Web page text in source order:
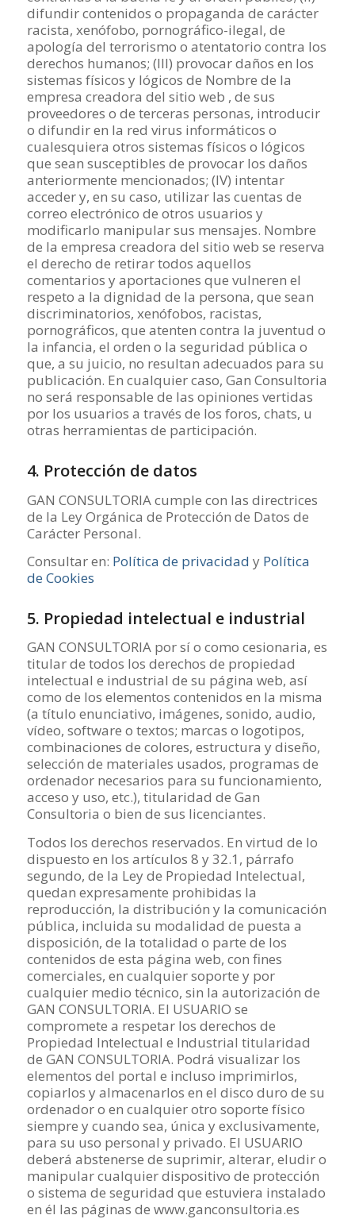
difundir contenidos o propaganda de carácter
racista, xenófobo, pornográfico-ilegal, de
apología del terrorismo o atentatorio contra los
derechos humanos; (III) provocar daños en los
sistemas físicos y lógicos de Nombre de la
empresa creadora del sitio web , de sus
proveedores o de terceras personas, introducir
o difundir en la red virus informáticos o
cualesquiera otros sistemas físicos o lógicos
que sean susceptibles de provocar los daños
anteriormente mencionados; (IV) intentar
acceder y, en su caso, utilizar las cuentas de
correo electrónico de otros usuarios y
modificarlo manipular sus mensajes. Nombre
de la empresa creadora del sitio web se reserva
el derecho de retirar todos aquellos
comentarios y aportaciones que vulneren el
respeto a la dignidad de la persona, que sean
discriminatorios, xenófobos, racistas,
pornográficos, que atenten contra la juventud o
la infancia, el orden o la seguridad pública o
que, a su juicio, no resultan adecuados para su
publicación. En cualquier caso, Gan Consultoria
no será responsable de las opiniones vertidas
por los usuarios a través de los foros, chats, u
otras herramientas de participación.
4. Protección de datos
GAN CONSULTORIA cumple con las directrices
de la Ley Orgánica de Protección de Datos de
Carácter Personal.
Consultar en: Política de privacidad y Política
de Cookies
5. Propiedad intelectual e industrial
GAN CONSULTORIA por sí o como cesionaria, es
titular de todos los derechos de propiedad
intelectual e industrial de su página web, así
como de los elementos contenidos en la misma
(a título enunciativo, imágenes, sonido, audio,
vídeo, software o textos; marcas o logotipos,
combinaciones de colores, estructura y diseño,
selección de materiales usados, programas de
ordenador necesarios para su funcionamiento,
acceso y uso, etc.), titularidad de Gan
Consultoria o bien de sus licenciantes.
Todos los derechos reservados. En virtud de lo
dispuesto en los artículos 8 y 32.1, párrafo
segundo, de la Ley de Propiedad Intelectual,
quedan expresamente prohibidas la
reproducción, la distribución y la comunicación
pública, incluida su modalidad de puesta a
disposición, de la totalidad o parte de los
contenidos de esta página web, con fines
comerciales, en cualquier soporte y por
cualquier medio técnico, sin la autorización de
GAN CONSULTORIA. El USUARIO se
compromete a respetar los derechos de
Propiedad Intelectual e Industrial titularidad
de GAN CONSULTORIA. Podrá visualizar los
elementos del portal e incluso imprimirlos,
copiarlos y almacenarlos en el disco duro de su
ordenador o en cualquier otro soporte físico
siempre y cuando sea, única y exclusivamente,
para su uso personal y privado. El USUARIO
deberá abstenerse de suprimir, alterar, eludir o
manipular cualquier dispositivo de protección
o sistema de seguridad que estuviera instalado
en él las páginas de www.ganconsultoria.es